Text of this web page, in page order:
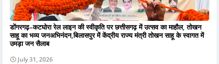
डोंगरगढ़–कटघोरा रेल लाइन की स्वीकृति पर छत्तीसगढ़ में उत्सव का माहौल, तोखन
साहू का भव्य जनअभिनंदन,बिलासपुर में केंद्रीय राज्य मंत्री तोखन साहू के स्वागत में
उमड़ा जन सैलाब
July 31, 2026